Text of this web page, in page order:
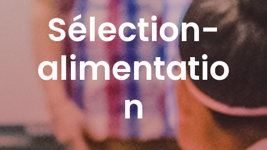
Sélection-
alimentatio
n